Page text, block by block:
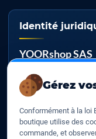
Gérez
Conformément à la loi
boutique utilise des
commande, et
Identité
YOORshop SAS
RCS
817 466 147
TVA EU
FR 27 817 466